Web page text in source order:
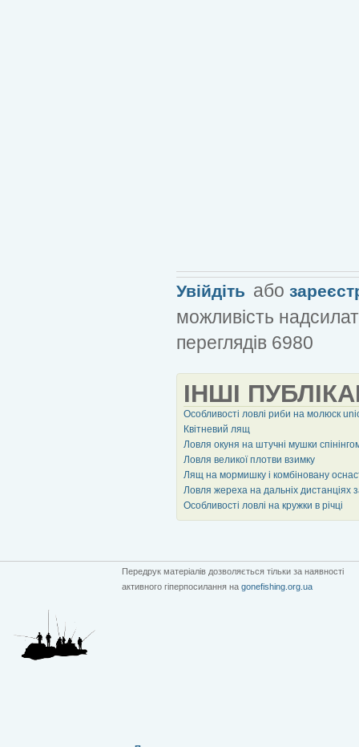
Увійдіть або
можливість
переглядів 6980
ІНШІ
Особливості ловлі риби на молюск
Квітневий лящ
Ловля окуня на штучні мушки
Ловля великої плотви взимку
Лящ на мормишку і комбіновану
Ловля жереха на дальніх дистанціях
Особливості ловлі на кружки в річці
Передрук матеріалів дозволяється тільки за наявності
активного гіперпосилання на gonefishing.org.ua